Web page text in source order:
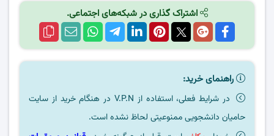
اشتراک گذاری در شبکه‌های اجتماعی.
راهنمای خرید:
در شرایط فعلی، استفاده از V.P.N در هنگام خرید از سایت
حامیان دانشجویی ممنوعیتی لحاظ نشده است.